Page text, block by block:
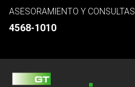
ASESORAMIENTO Y CONSULTAS
4568-1010